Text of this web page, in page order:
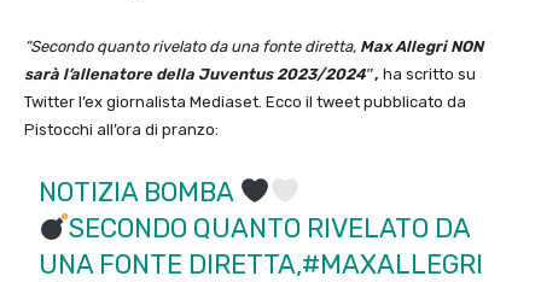
“Secondo quanto rivelato da una fonte diretta, Max Allegri NON
sarà l’allenatore della Juventus 2023/2024″, ha scritto su
Twitter l’ex giornalista Mediaset. Ecco il tweet pubblicato da
Pistocchi all’ora di pranzo:
NOTIZIA BOMBA
SECONDO QUANTO RIVELATO DA
UNA FONTE DIRETTA,#MAXALLEGRI